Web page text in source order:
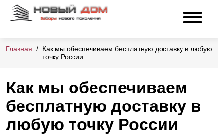
Главная
Как мы обеспечиваем бесплатную доставку в любую
точку России
Как мы обеспечиваем
бесплатную доставку в
любую точку России